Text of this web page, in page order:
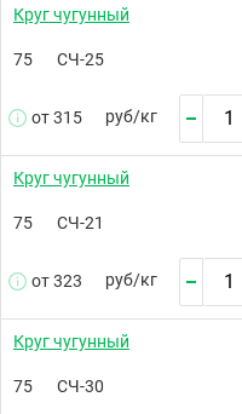
Круг чугунный
75 СЧ-25
от 315 руб/кг
Круг чугунный
75 СЧ-21
от 323 руб/кг
Круг чугунный
75 СЧ-30